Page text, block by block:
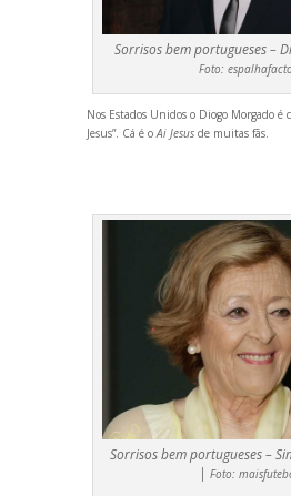
Sorrisos bem portugueses –
Foto:
Nos Estados Unidos o Diogo Morgado é
Jesus”. Cá é oAi Jesusde muitas fãs.
Sorrisos bem portugueses –
| Foto: